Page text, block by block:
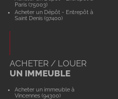
Paris (75003)
Acheter un Dépôt - Entrepôt à
Saint Denis (97400)
ACHETER / LOUER
UN IMMEUBLE
Acheter un immeuble à
Vincennes (94300)